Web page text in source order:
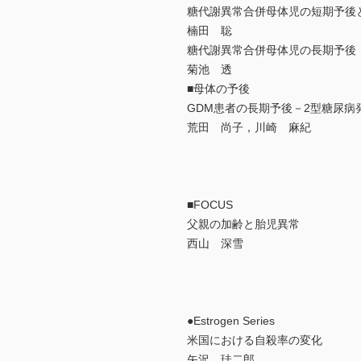
糖代謝異常合併母体児の短期予後
楠田 聡
糖代謝異常合併母体児の長期予後
菊池 透
■母体の予後
GDM患者の長期予後－2型糖尿病
荒田 尚子，川崎 麻紀
■FOCUS
父親の加齢と胎児異常
西山 深雪
●Estrogen Series
米国における自殺率の変化